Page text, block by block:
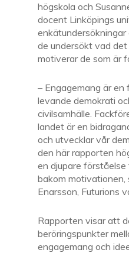
högskola och
docent Linköpings
de undersökt vad
motiverar de som är
– Engagemang är
levande demokrati
civilsamhälle.
landet är en
och utvecklar vår
den här rapporten
en djupare
bakom
Enarsson, Futurions
Rapporten visar att
beröringspunkter
engagemang och